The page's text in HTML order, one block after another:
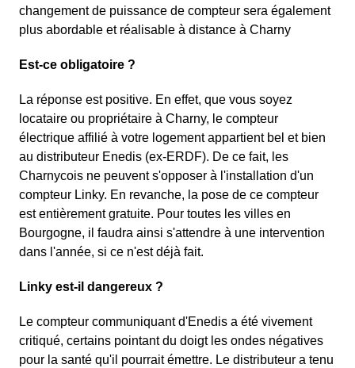
changement de puissance de compteur sera également
plus abordable et réalisable à distance à Charny
Est-ce obligatoire ?
La réponse est positive. En effet, que vous soyez
locataire ou propriétaire à Charny, le compteur
électrique affilié à votre logement appartient bel et bien
au distributeur Enedis (ex-ERDF). De ce fait, les
Charnycois ne peuvent s'opposer à l'installation d'un
compteur Linky. En revanche, la pose de ce compteur
est entièrement gratuite. Pour toutes les villes en
Bourgogne, il faudra ainsi s'attendre à une intervention
dans l'année, si ce n'est déjà fait.
Linky est-il dangereux ?
Le compteur communiquant d'Enedis a été vivement
critiqué, certains pointant du doigt les ondes négatives
pour la santé qu'il pourrait émettre. Le distributeur a tenu